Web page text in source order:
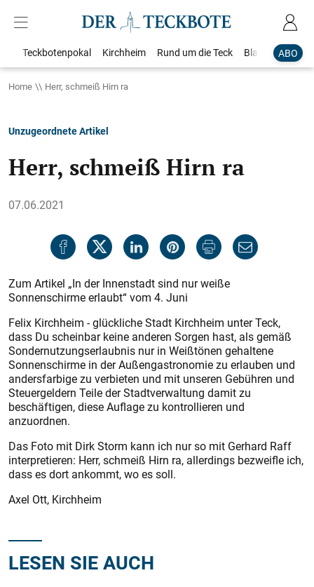
ABO
Teckbotenpokal Kirchheim Rund um die Teck Blaulicht
Home Herr, schmeiß Hirn ra
Unzugeordnete Artikel
Herr, schmeiß Hirn ra
07.06.2021
Zum Artikel „In der Innenstadt sind nur weiße
Sonnenschirme erlaubt“ vom 4. Juni
Felix Kirchheim - glückliche Stadt Kirchheim unter Teck,
dass Du scheinbar keine anderen Sorgen hast, als gemäß
Sondernutzungserlaubnis nur in Weißtönen gehaltene
Sonnenschirme in der Außengastronomie zu erlauben und
andersfarbige zu verbieten und mit unseren Gebühren und
Steuergeldern Teile der Stadtverwaltung damit zu
beschäftigen, diese Auflage zu kontrollieren und
anzuordnen.
Das Foto mit Dirk Storm kann ich nur so mit Gerhard Raff
interpretieren: Herr, schmeiß Hirn ra, allerdings bezweifle ich,
dass es dort ankommt, wo es soll.
Axel Ott, Kirchheim
LESEN SIE AUCH